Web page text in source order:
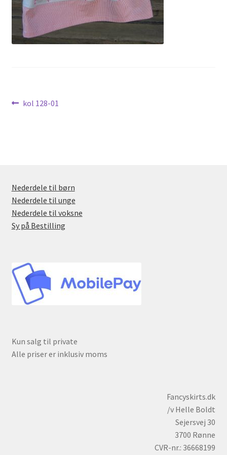
Nyheder
Indlægsnavigation
Forrige
kol 128-01
Nederdele til børn
Nederdele til unge
Nederdele til voksne
Sy på Bestilling
Kun salg til private
Alle priser er inklusiv moms
Fancyskirts.dk
/v Helle Boldt
Sejersvej 30
3700 Rønne
CVR-nr.: 36668199